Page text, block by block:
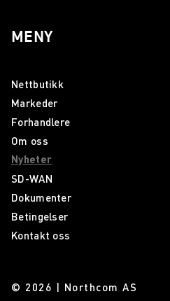
MENY
Nettbutikk
Markeder
Forhandlere
Om oss
Nyheter
SD-WAN
Dokumenter
Betingelser
Kontakt oss
© 2026 | Northcom AS